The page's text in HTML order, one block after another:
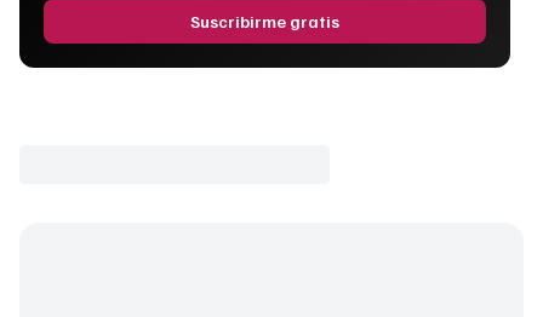
Suscribirme gratis